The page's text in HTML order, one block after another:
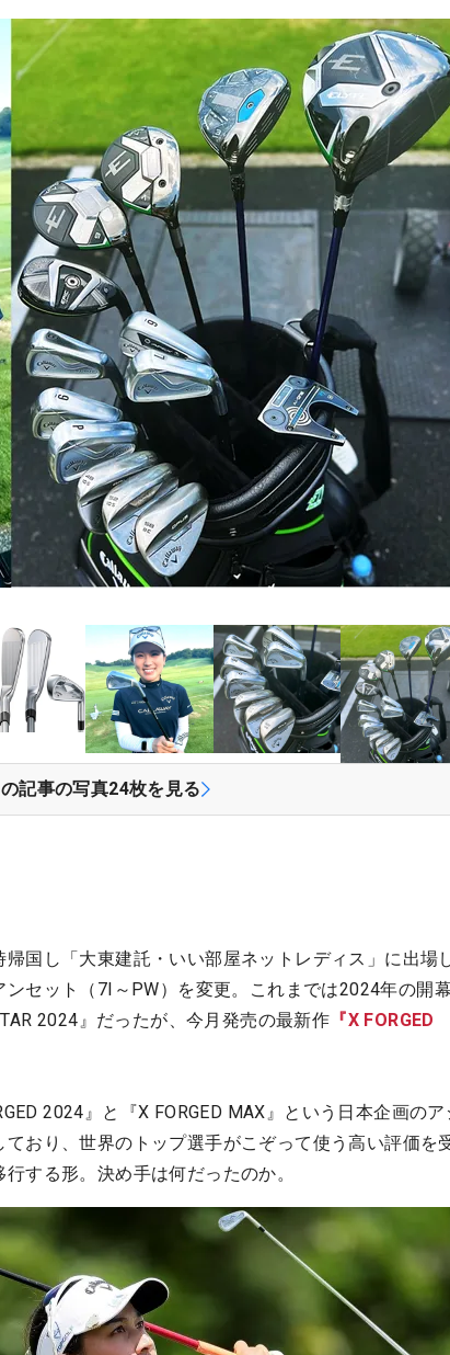
記事の写真24枚を見る
国し「大東建託・いい部屋ネットレディス」に出場
セット（7I～PW）を変更。これまでは2024年の開幕
2024』だったが、今月発売の最新作 『X FORGED
2024』と『X FORGED MAX』という日本企画のア
おり、世界のトップ選手がこぞって使う高い評価を
する形。決め手は何だったのか。